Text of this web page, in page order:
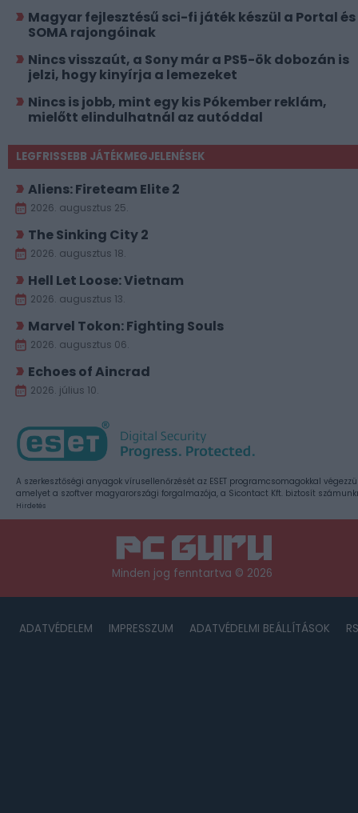
Magyar fejlesztésű sci-fi játék készül a Portal és
SOMA rajongóinak
Nincs visszaút, a Sony már a PS5-ök dobozán is
jelzi, hogy kinyírja a lemezeket
Nincs is jobb, mint egy kis Pókember reklám,
mielőtt elindulhatnál az autóddal
LEGFRISSEBB JÁTÉKMEGJELENÉSEK
Aliens: Fireteam Elite 2
2026. augusztus 25.
The Sinking City 2
2026. augusztus 18.
Hell Let Loose: Vietnam
2026. augusztus 13.
Marvel Tokon: Fighting Souls
2026. augusztus 06.
Echoes of Aincrad
2026. július 10.
A szerkesztőségi anyagok vírusellenőrzését az ESET programcsomagokkal
amelyet a szoftver magyarországi forgalmazója, a Sicontact Kft. biztosít
Hirdetés
Minden jog fenntartva © 2026
ADATVÉDELEM IMPRESSZUM ADATVÉDELMI BEÁLLÍTÁSOK